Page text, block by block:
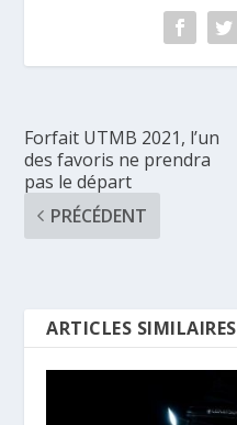
Forfait UTMB 2021, l’un
des favoris ne prendra
pas le départ
PRÉCÉDENT
ARTICLES SIMILAIRES